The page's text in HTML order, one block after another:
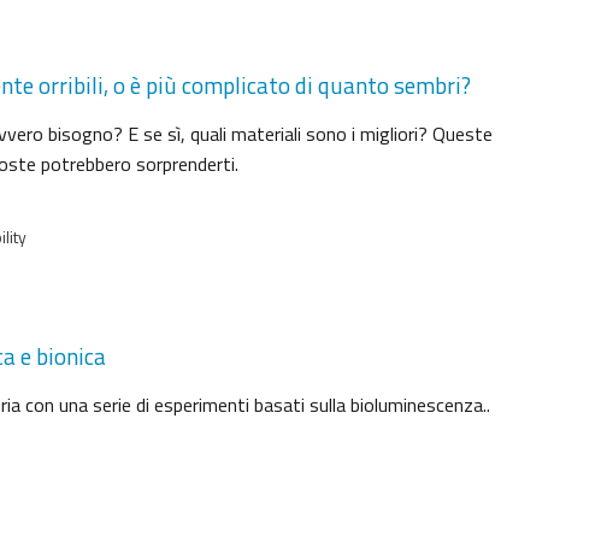
orribili, o è più complicato di quanto sembri?
bisogno? E se sì, quali materiali sono i migliori? Queste
potrebbero sorprenderti.
e bionica
con una serie di esperimenti basati sulla bioluminescenza..